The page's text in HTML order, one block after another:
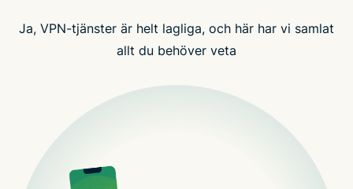
Ja, VPN-tjänster är helt lagliga, och här har vi samlat
allt du behöver veta